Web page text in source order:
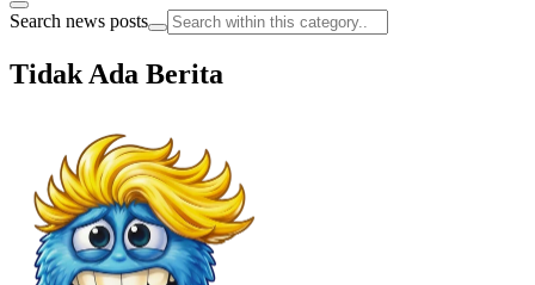
Search news posts
Tidak Ada Berita